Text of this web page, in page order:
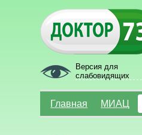
Версия для
слабовидящих
Главная МИАЦ